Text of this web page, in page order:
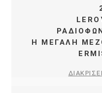
Η ΜΕΓΑΛΗ